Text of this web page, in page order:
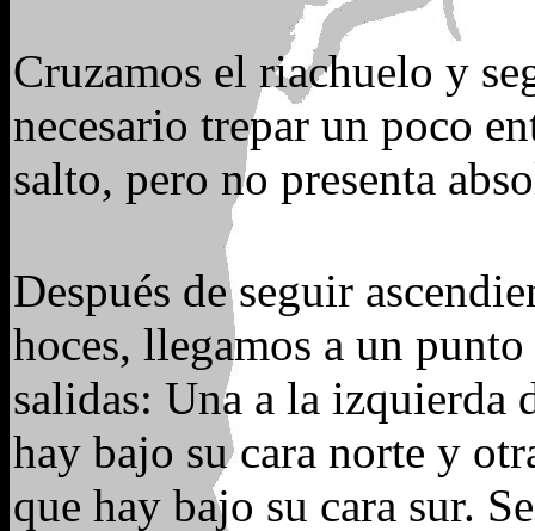
Cruzamos el riachuelo y
necesario trepar un poco
salto, pero no presenta
Después de seguir
hoces, llegamos a un
salidas: Una a la izquierda
hay bajo su cara norte y
que hay bajo su cara sur.